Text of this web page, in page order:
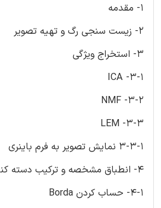
1- مقدمه
2- زیست سنجی رگ و تهیه تصویر
3- استخراج ویژگی
3-1- ICA
3-2- NMF
3-3- LEM
3-3-1 نمایش تصویر به فرم باینری
4- انطباق مشخصه و ترکیب دسته کننده
4-1- حساب کردن Borda